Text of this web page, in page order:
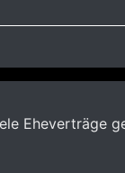
Eheverträge